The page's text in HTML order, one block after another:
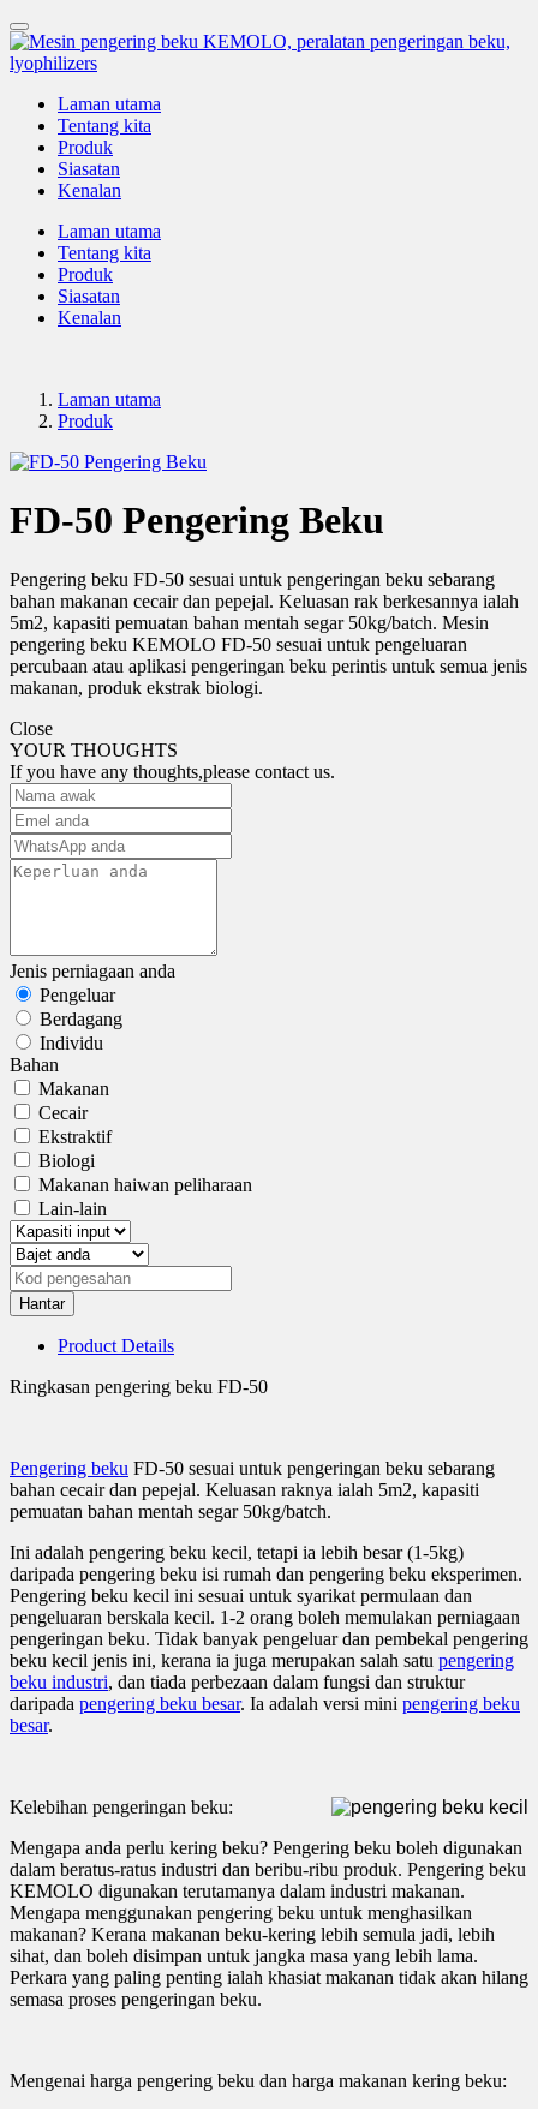
Laman utama
Tentang kita
Produk
Siasatan
Kenalan
Laman utama
Tentang kita
Produk
Siasatan
Kenalan
Laman utama
Produk
FD-50 Pengering Beku
Pengering beku FD-50 sesuai untuk pengeringan beku sebarang
bahan makanan cecair dan pepejal. Keluasan rak berkesannya ialah
5m2, kapasiti pemuatan bahan mentah segar 50kg/batch. Mesin
pengering beku KEMOLO FD-50 sesuai untuk pengeluaran
percubaan atau aplikasi pengeringan beku perintis untuk semua jenis
makanan, produk ekstrak biologi.
Close
YOUR THOUGHTS
If you have any thoughts,please contact us.
Jenis perniagaan anda
Pengeluar
Berdagang
Individu
Bahan
Makanan
Cecair
Ekstraktif
Biologi
Makanan haiwan peliharaan
Lain-lain
Hantar
Product Details
Ringkasan pengering beku FD-50
Pengering beku FD-50 sesuai untuk pengeringan beku sebarang
bahan cecair dan pepejal. Keluasan raknya ialah 5m2, kapasiti
pemuatan bahan mentah segar 50kg/batch.
Ini adalah pengering beku kecil, tetapi ia lebih besar (1-5kg)
daripada pengering beku isi rumah dan pengering beku eksperimen.
Pengering beku kecil ini sesuai untuk syarikat permulaan dan
pengeluaran berskala kecil. 1-2 orang boleh memulakan perniagaan
pengeringan beku. Tidak banyak pengeluar dan pembekal pengering
beku kecil jenis ini, kerana ia juga merupakan salah satu pengering
beku industri, dan tiada perbezaan dalam fungsi dan struktur
daripada pengering beku besar. Ia adalah versi mini pengering beku
besar.
Kelebihan pengeringan beku:
Mengapa anda perlu kering beku? Pengering beku boleh digunakan
dalam beratus-ratus industri dan beribu-ribu produk. Pengering beku
KEMOLO digunakan terutamanya dalam industri makanan.
Mengapa menggunakan pengering beku untuk menghasilkan
makanan? Kerana makanan beku-kering lebih semula jadi, lebih
sihat, dan boleh disimpan untuk jangka masa yang lebih lama.
Perkara yang paling penting ialah khasiat makanan tidak akan hilang
semasa proses pengeringan beku.
Mengenai harga pengering beku dan harga makanan kering beku: